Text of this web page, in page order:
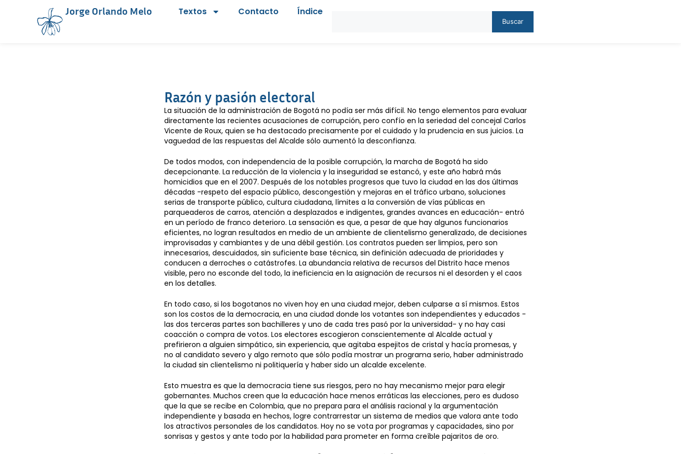
Jorge Orlando Melo Textos Contacto Índice
Buscar
Razón y pasión electoral
La situación de la administración de Bogotá no podía ser más difícil. No tengo elementos para evaluar
directamente las recientes acusaciones de corrupción, pero confío en la seriedad del concejal Carlos
Vicente de Roux, quien se ha destacado precisamente por el cuidado y la prudencia en sus juicios. La
vaguedad de las respuestas del Alcalde sólo aumentó la desconfianza.
De todos modos, con independencia de la posible corrupción, la marcha de Bogotá ha sido
decepcionante. La reducción de la violencia y la inseguridad se estancó, y este año habrá más
homicidios que en el 2007. Después de los notables progresos que tuvo la ciudad en las dos últimas
décadas -respeto del espacio público, descongestión y mejoras en el tráfico urbano, soluciones
serias de transporte público, cultura ciudadana, límites a la conversión de vías públicas en
parqueaderos de carros, atención a desplazados e indigentes, grandes avances en educación- entró
en un período de franco deterioro. La sensación es que, a pesar de que hay algunos funcionarios
eficientes, no logran resultados en medio de un ambiente de clientelismo generalizado, de decisiones
improvisadas y cambiantes y de una débil gestión. Los contratos pueden ser limpios, pero son
innecesarios, descuidados, sin suficiente base técnica, sin definición adecuada de prioridades y
conducen a derroches o catástrofes. La abundancia relativa de recursos del Distrito hace menos
visible, pero no esconde del todo, la ineficiencia en la asignación de recursos ni el desorden y el caos
en los detalles.
En todo caso, si los bogotanos no viven hoy en una ciudad mejor, deben culparse a sí mismos. Estos
son los costos de la democracia, en una ciudad donde los votantes son independientes y educados -
las dos terceras partes son bachilleres y uno de cada tres pasó por la universidad- y no hay casi
coacción o compra de votos. Los electores escogieron conscientemente al Alcalde actual y
prefirieron a alguien simpático, sin experiencia, que agitaba espejitos de cristal y hacía promesas, y
no al candidato severo y algo remoto que sólo podía mostrar un programa serio, haber administrado
la ciudad sin clientelismo ni politiquería y haber sido un alcalde excelente.
Esto muestra es que la democracia tiene sus riesgos, pero no hay mecanismo mejor para elegir
gobernantes. Muchos creen que la educación hace menos erráticas las elecciones, pero es dudoso
que la que se recibe en Colombia, que no prepara para el análisis racional y la argumentación
independiente y basada en hechos, logre contrarrestar un sistema de medios que valora ante todo
los atractivos personales de los candidatos. Hoy no se vota por programas y capacidades, sino por
sonrisas y gestos y ante todo por la habilidad para prometer en forma creíble pajaritos de oro.